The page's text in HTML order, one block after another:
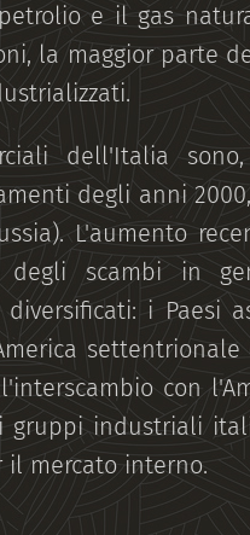
e il gas
la maggior parte
dell'Italia
degli anni
L'aumento
scambi in
i Paesi
con
industriali
il mercato interno.